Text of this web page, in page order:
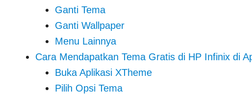
Ganti Tema
Ganti Wallpaper
Menu Lainnya
Cara Mendapatkan Tema Gratis di HP Infinix di
Buka Aplikasi XTheme
Pilih Opsi Tema